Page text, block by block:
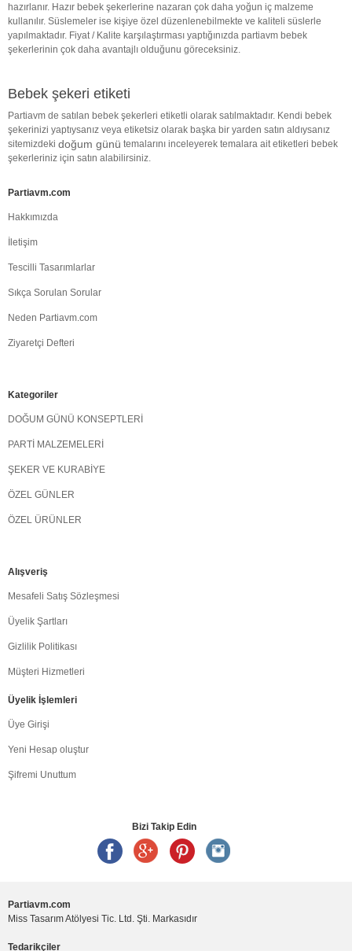
hazırlanır. Hazır bebek şekerlerine nazaran çok daha yoğun iç malzeme
kullanılır. Süslemeler ise kişiye özel düzenlenebilmekte ve kaliteli süslerle
yapılmaktadır. Fiyat / Kalite karşılaştırması yaptığınızda partiavm bebek
şekerlerinin çok daha avantajlı olduğunu göreceksiniz.
Bebek şekeri etiketi
Partiavm de satılan bebek şekerleri etiketli olarak satılmaktadır. Kendi bebek
şekerinizi yaptıysanız veya etiketsiz olarak başka bir yarden satın aldıysanız
sitemizdeki doğum günü temalarını inceleyerek temalara ait etiketleri bebek
şekerleriniz için satın alabilirsiniz.
Partiavm.com
Hakkımızda
İletişim
Tescilli Tasarımlarlar
Sıkça Sorulan Sorular
Neden Partiavm.com
Ziyaretçi Defteri
Kategoriler
DOĞUM GÜNÜ KONSEPTLERİ
PARTİ MALZEMELERİ
ŞEKER VE KURABİYE
ÖZEL GÜNLER
ÖZEL ÜRÜNLER
Alışveriş
Mesafeli Satış Sözleşmesi
Üyelik Şartları
Gizlilik Politikası
Müşteri Hizmetleri
Üyelik İşlemleri
Üye Girişi
Yeni Hesap oluştur
Şifremi Unuttum
Bizi Takip Edin
Partiavm.com
Miss Tasarım Atölyesi Tic. Ltd. Şti. Markasıdır
Tedarikçiler